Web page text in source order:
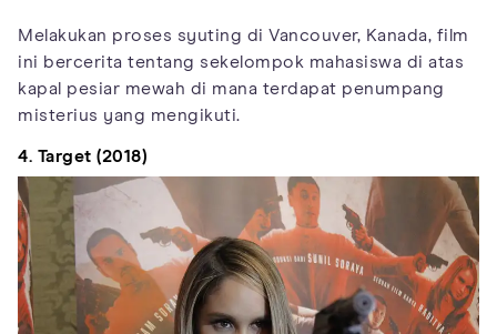
Melakukan proses syuting di Vancouver, Kanada, film
ini bercerita tentang sekelompok mahasiswa di atas
kapal pesiar mewah di mana terdapat penumpang
misterius yang mengikuti.
4. Target (2018)